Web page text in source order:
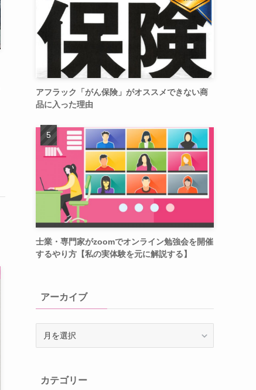
アフラック「がん保険」がオススメできない商
品に入った理由
士業・専門家がzoomでオンライン勉強会を開催
するやり方【私の実体験を元に解説する】
アーカイブ
ブカテゴリー